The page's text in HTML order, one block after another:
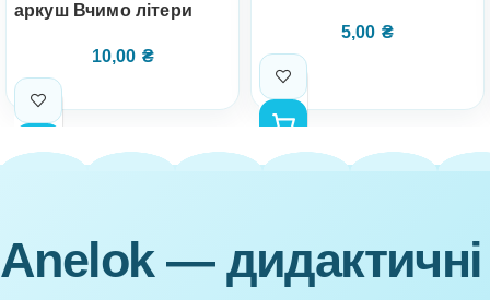
аркуш Вчимо літери
10,00 ₴
5,00 ₴
Anelok — дидактичні